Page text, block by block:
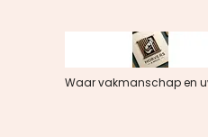
Waar vakmanschap en